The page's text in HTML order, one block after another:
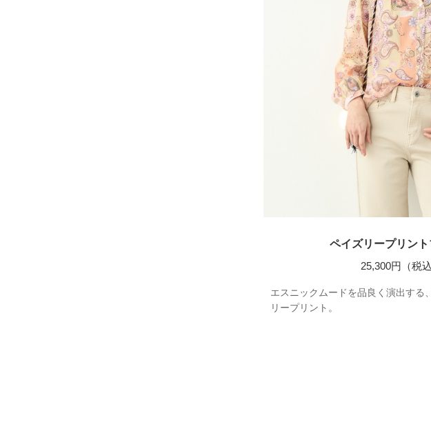
ペイズリープリン
25,300円（税込
エスニックムードを品良く演出する
リープリント。